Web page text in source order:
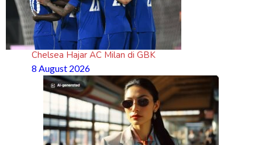
Chelsea Hajar AC Milan di GBK
8 August 2026